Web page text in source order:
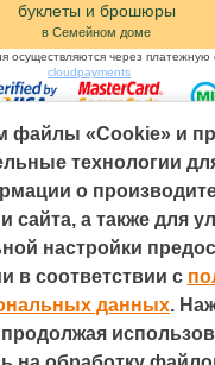
буклеты и брошюры
в Семейном доме
осуществляются через платежную
cloudpayments
+7 (495) 755-66-00
почта:
Москва, ул.
Разработано в
файлы «Cookie» и
технологии
о
сайта, а также для
настройки
в соответствии с
данных.